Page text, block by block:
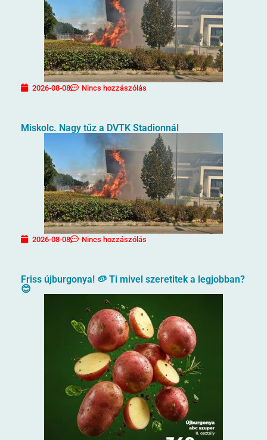
2026-08-08 Nincs hozzászólás
Miskolc. Nagy tűz a DVTK Stadionnál
2026-08-08 Nincs hozzászólás
Friss újburgonya! 🥔 Ti mivel szeretitek a legjobban?
😊